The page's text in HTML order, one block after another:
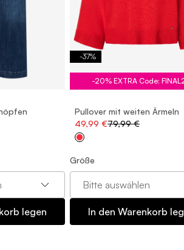
legen
-37%
-20% EXTRA Code:
Pullover mit weiten Ärmeln
49,99 €79,99 €
Größe
Bitte auswählen
In den Warenkorb